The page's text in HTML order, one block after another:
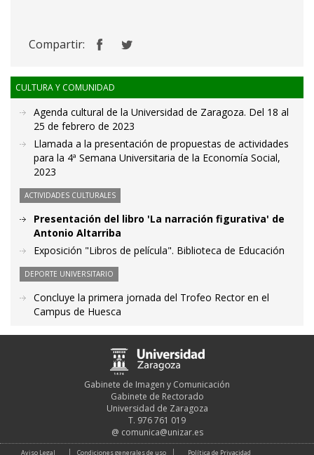
Compartir:
CULTURA Y COMUNIDAD
Agenda cultural de la Universidad de Zaragoza. Del 18 al
25 de febrero de 2023
Llamada a la presentación de propuestas de actividades
para la 4ª Semana Universitaria de la Economía Social,
2023
ACTIVIDADES CULTURALES
Presentación del libro 'La narración figurativa' de
Antonio Altarriba
Exposición "Libros de película". Biblioteca de Educación
DEPORTE UNIVERSITARIO
Concluye la primera jornada del Trofeo Rector en el
Campus de Huesca
Gabinete de Imagen y Comunicación
Gabinete de Rectorado
Universidad de Zaragoza
T. 976 761 019
@ comunica@unizar.es
Aviso Legal Condiciones generales de uso Política de Privacidad